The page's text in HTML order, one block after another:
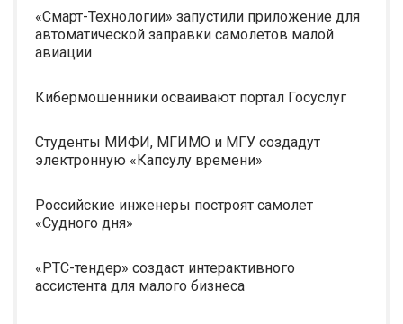
«Смарт-Технологии» запустили приложение для
автоматической заправки самолетов малой
авиации
Кибермошенники осваивают портал Госуслуг
Студенты МИФИ, МГИМО и МГУ создадут
электронную «Капсулу времени»
Российские инженеры построят самолет
«Судного дня»
«РТС-тендер» создаст интерактивного
ассистента для малого бизнеса